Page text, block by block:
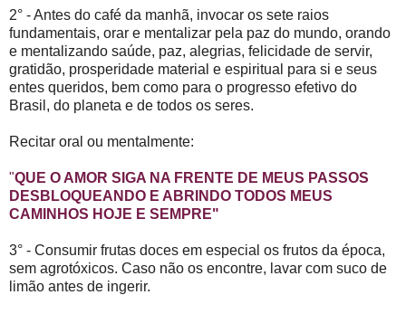
2° - Antes do café da manhã, invocar os sete raios
fundamentais, orar e mentalizar pela paz do mundo, orando
e mentalizando saúde, paz, alegrias, felicidade de servir,
gratidão, prosperidade material e espiritual para si e seus
entes queridos, bem como para o progresso efetivo do
Brasil, do planeta e de todos os seres.
Recitar oral ou mentalmente:
"QUE O AMOR SIGA NA FRENTE DE MEUS PASSOS
DESBLOQUEANDO E ABRINDO TODOS MEUS
CAMINHOS HOJE E SEMPRE"
3° - Consumir frutas doces em especial os frutos da época,
sem agrotóxicos. Caso não os encontre, lavar com suco de
limão antes de ingerir.